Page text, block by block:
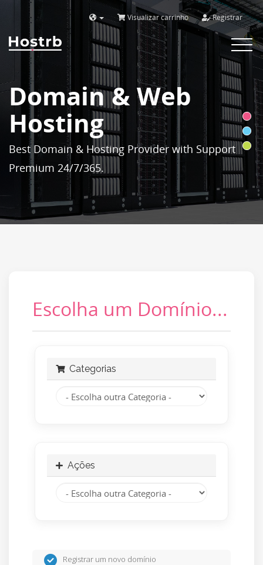
Visualizar carrinho Registrar
Toggle
Domain & Web
Hosting
Best Domain & Hosting Provider with Support
Premium 24/7/365.
Escolha um Domínio...
Categorias
Ações
Registrar um novo domínio